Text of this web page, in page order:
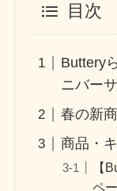
目次
Buttery
ニバー
春の新
商品・
【
ペ